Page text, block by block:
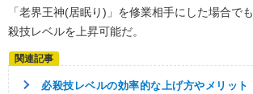
「老界王神(居眠り)」を修業相手にした場合で
殺技レベルを上昇可能だ。
必殺技レベルの効率的な上げ方やメリット